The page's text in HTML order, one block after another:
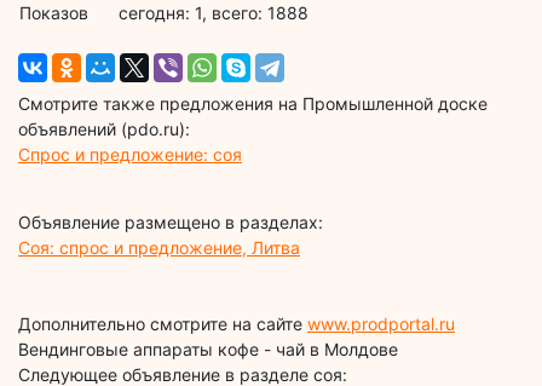
Показов
cегодня: 1, всего: 1888
Смотрите также предложения на Промышленной доске
объявлений (pdo.ru):
Спрос и предложение: соя
Объявление размещено в разделах:
Соя: спрос и предложение, Литва
Дополнительно смотрите на сайте www.prodportal.ru
Вендинговые аппараты кофе - чай в Молдове
Следующее объявление в разделе соя: